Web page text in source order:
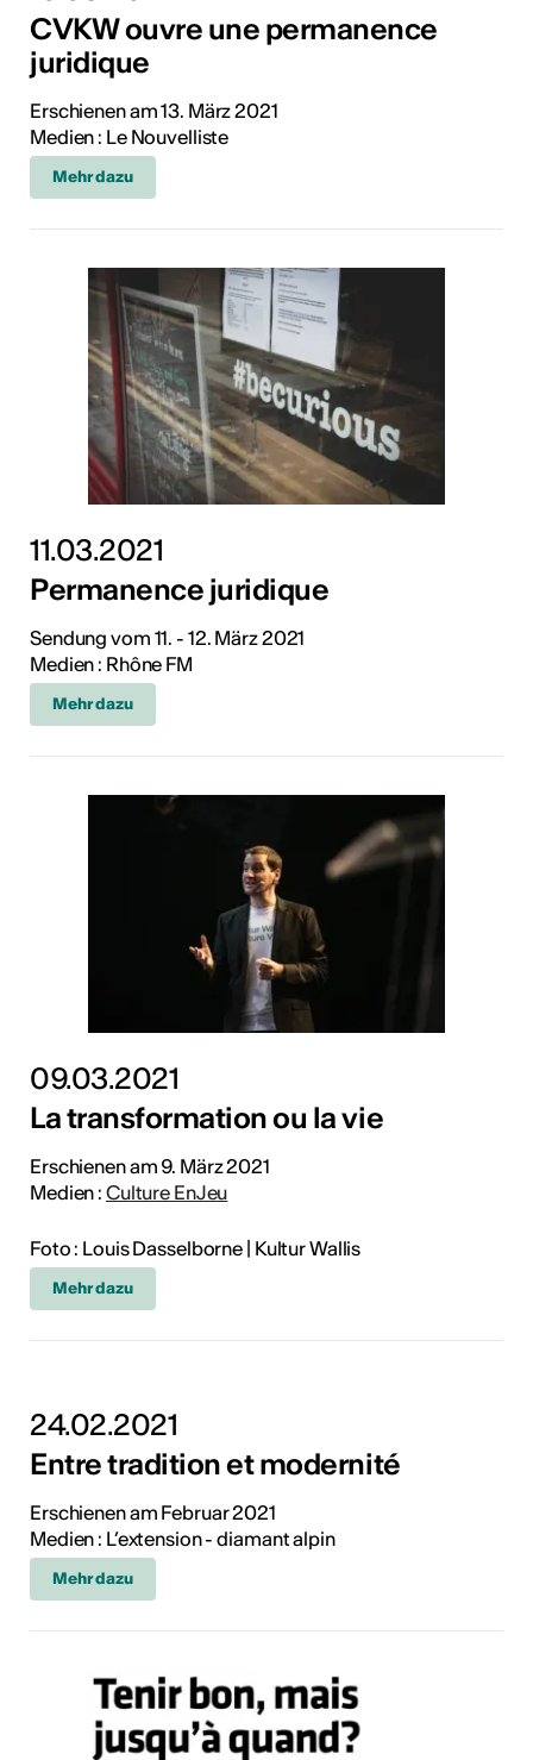
CVKW ouvre une permanence
juridique
Erschienen am 13. März 2021
Medien : Le Nouvelliste
Mehr dazu
11.03.2021
Permanence juridique
Sendung vom 11. - 12. März 2021
Medien : Rhône FM
Mehr dazu
09.03.2021
La transformation ou la vie
Erschienen am 9. März 2021
Medien : Culture EnJeu
Foto : Louis Dasselborne | Kultur Wallis
Mehr dazu
24.02.2021
Entre tradition et modernité
Erschienen am Februar 2021
Medien : L’extension - diamant alpin
Mehr dazu